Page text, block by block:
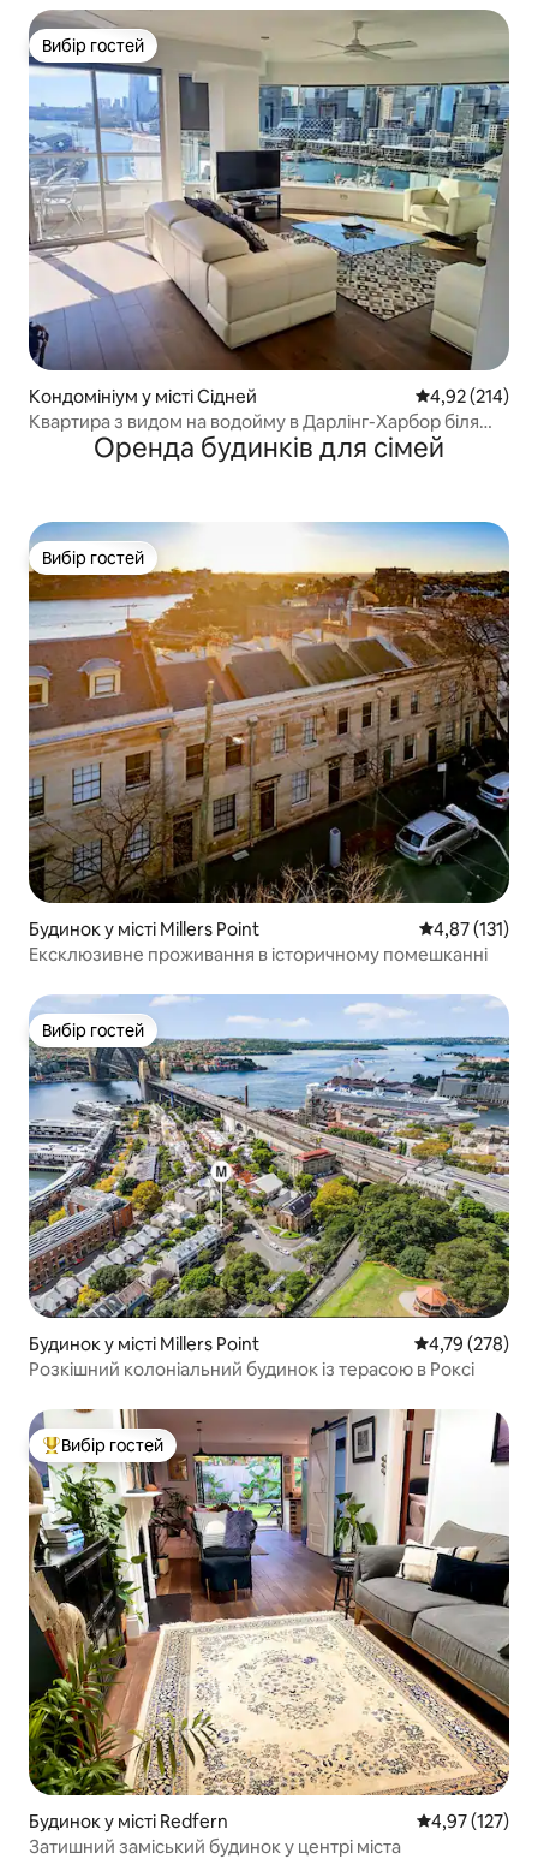
Вибір гостей
Вибір гостей
Кондомініум у місті Сідней Середня
4,92 (214)
Квартира з видом на водойму в Дарлінг-Харбор біля
ICC і StarОренда будинків для сімей
Вибір гостей
Вибір гостей
Будинок у місті Millers Point Середня
4,87 (131)
Ексклюзивне проживання в історичному помешканні
Вибір гостей
Вибір гостей
Будинок у місті Millers Point Середня
4,79 (278)
Розкішний колоніальний будинок із терасою в Роксі
Топ вибір гостей
Вибір гостей
Будинок у місті Redfern Середня
4,97 (127)
Затишний заміський будинок у центрі міста